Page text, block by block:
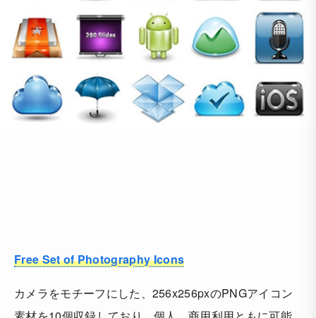
Free Set of Photography Icons
カメラをモチーフにした、256x256pxのPNGアイコン